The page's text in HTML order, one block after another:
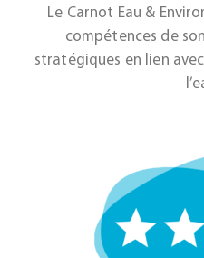
Le Carnot Eau &
compétences de
stratégiques en lien